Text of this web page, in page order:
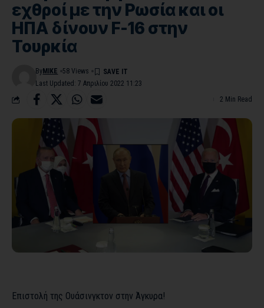
εχθροί με την Ρωσία και οι
ΗΠΑ δίνουν F-16 στην
Τουρκία
Last Updated: 7 Απριλίου 2022 11:23
By MIKE 58 Views
2 Min Read
Επιστολή της Ουάσινγκτον στην Άγκυρα!